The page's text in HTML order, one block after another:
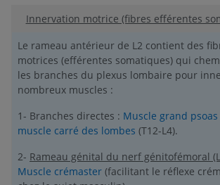
Innervation motrice (fibres efférentes
Le rameau antérieur de L2 contient des
motrices (efférentes somatiques) qui
les branches du plexus lombaire pour
nombreux muscles :
1- Branches directes : Muscle grand psoas
muscle carré des lombes (T12-L4).
2- Rameau génital du nerf génitofémoral
Muscle crémaster (facilitant le réflexe